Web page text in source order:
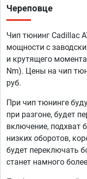
Череповце
Чип тюнинг Cadillac
мощности с
и крутящего
Nm). Цены на чип
руб.
При чип тюнинге
при разгоне, будет
включение, подхват
низких оборотов,
будет переключать
станет намного